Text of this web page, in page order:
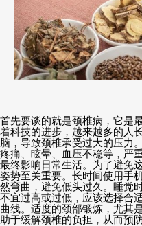
首先要谈的就是颈椎病，它是
着科技的进步，越来越多的人
脑，导致颈椎承受过大的压力
疼痛、眩晕、血压不稳等，严
最终影响日常生活。为了避免
姿势至关重要。长时间使用手
然弯曲，避免低头过久。睡觉
不宜过高或过低，应该选择合
曲线。适度的颈部锻炼，尤其
助于缓解颈椎的负担，从而预